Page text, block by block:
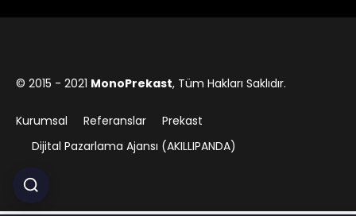
© 2015 - 2021 MonoPrekast, Tüm Hakları Saklıdır.
Kurumsal Referanslar
Prekast
Dijital Pazarlama Ajansı (AKILLIPANDA)